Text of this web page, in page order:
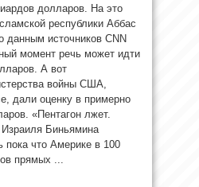
долларов. На это
республики Аббас
данным источников CNN
момент речь может идти
А вот
войны США,
дали оценку в примерно
«Пентагон лжет.
Биньямина
пока что Америке в 100
прямых ...